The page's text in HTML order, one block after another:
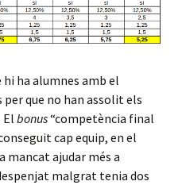
hi ha alumnes amb el
per que no han assolit els
El bonus“competència final
cap equip, en el
mancat ajudar més a
malgrat tenia dos